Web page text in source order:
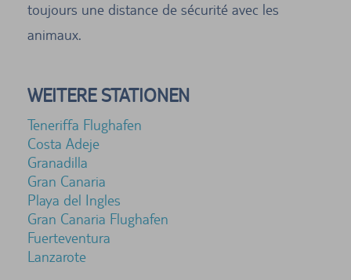
toujours une distance de sécurité avec les
animaux.
WEITERE STATIONEN
Teneriffa Flughafen
Costa Adeje
Granadilla
Gran Canaria
Playa del Ingles
Gran Canaria Flughafen
Fuerteventura
Lanzarote